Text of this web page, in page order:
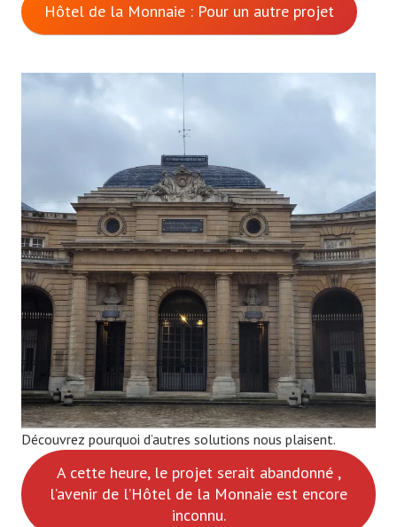
Hôtel de la Monnaie : Pour un autre projet
Découvrez pourquoi d’autres solutions nous plaisent.
A cette heure, le projet serait abandonné ,
l’avenir de l’Hôtel de la Monnaie est encore
inconnu.